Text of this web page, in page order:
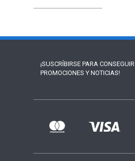
¡SUSCRÍBIRSE PARA CONSEGUIR
PROMOCIONES Y NOTICIAS!